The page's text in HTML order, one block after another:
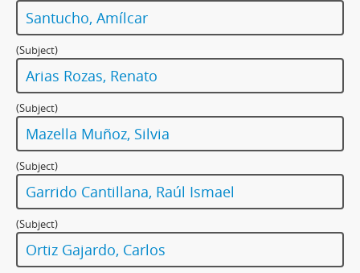
Santucho, Amílcar
(Subject)
Arias Rozas, Renato
(Subject)
Mazella Muñoz, Silvia
(Subject)
Garrido Cantillana, Raúl Ismael
(Subject)
Ortiz Gajardo, Carlos